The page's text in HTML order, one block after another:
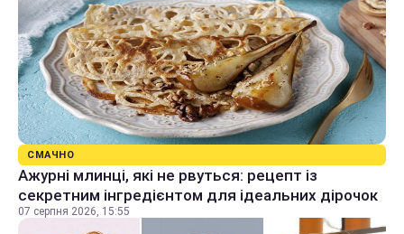
СМАЧНО
Ажурні млинці, які не рвуться: рецепт із
секретним інгредієнтом для ідеальних дірочок
07 серпня 2026, 15:55